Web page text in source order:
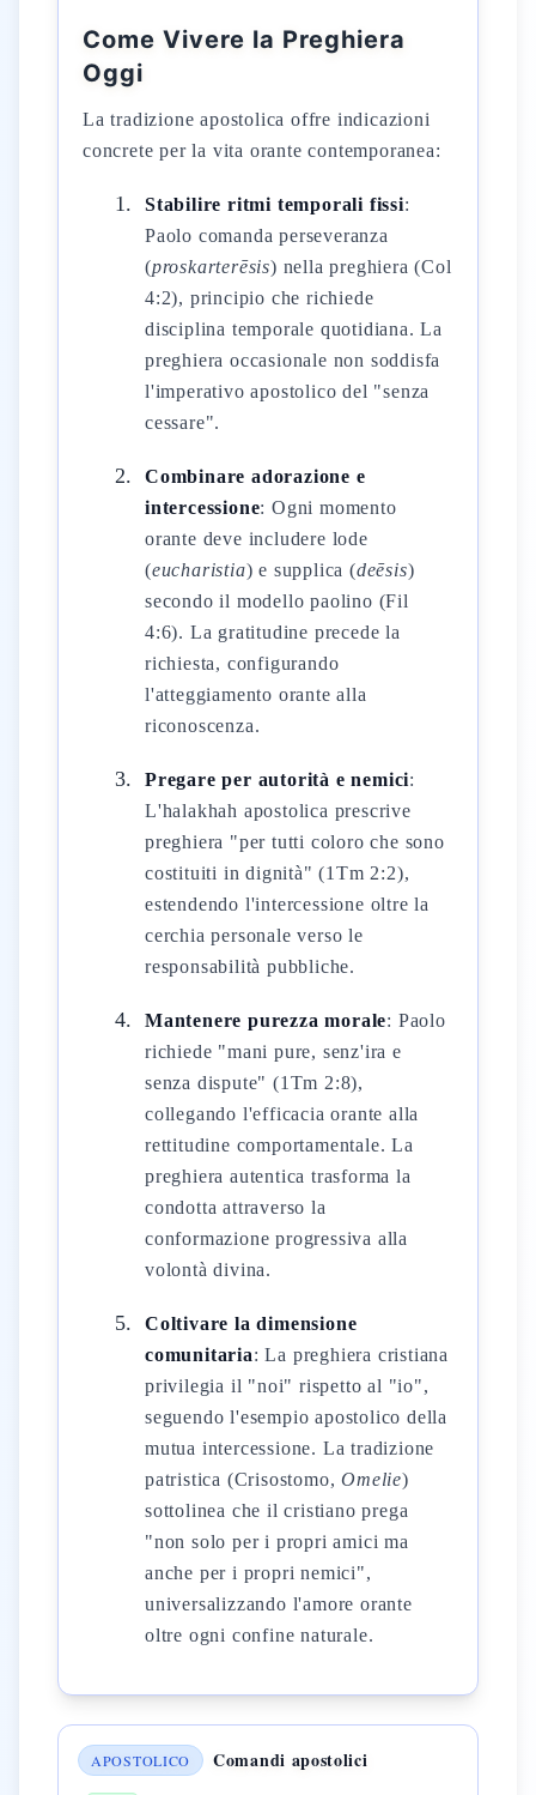
Come Vivere la Preghiera
Oggi
La tradizione apostolica offre indicazioni
concrete per la vita orante contemporanea:
Stabilire ritmi temporali fissi:
Paolo comanda perseveranza
(proskarterēsis) nella preghiera (Col
4:2), principio che richiede
disciplina temporale quotidiana. La
preghiera occasionale non soddisfa
l'imperativo apostolico del "senza
cessare".
Combinare adorazione e
intercessione: Ogni momento
orante deve includere lode
(eucharistia) e supplica (deēsis)
secondo il modello paolino (Fil
4:6). La gratitudine precede la
richiesta, configurando
l'atteggiamento orante alla
riconoscenza.
Pregare per autorità e nemici:
L'halakhah apostolica prescrive
preghiera "per tutti coloro che sono
costituiti in dignità" (1Tm 2:2),
estendendo l'intercessione oltre la
cerchia personale verso le
responsabilità pubbliche.
Mantenere purezza morale: Paolo
richiede "mani pure, senz'ira e
senza dispute" (1Tm 2:8),
collegando l'efficacia orante alla
rettitudine comportamentale. La
preghiera autentica trasforma la
condotta attraverso la
conformazione progressiva alla
volontà divina.
Coltivare la dimensione
comunitaria: La preghiera cristiana
privilegia il "noi" rispetto al "io",
seguendo l'esempio apostolico della
mutua intercessione. La tradizione
patristica (Crisostomo,Omelie)
sottolinea che il cristiano prega
"non solo per i propri amici ma
anche per i propri nemici",
universalizzando l'amore orante
oltre ogni confine naturale.
APOSTOLICO Comandi apostolici